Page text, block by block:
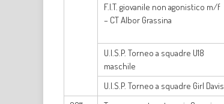
F.I.T. giovanile non agonistico m/f
– CT Albor Grassina
U.I.S.P. Torneo a squadre U18
maschile
U.I.S.P. Torneo a squadre Girl Davis